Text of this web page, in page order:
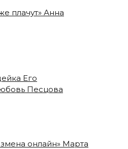
плачут» Анна
Его
Песцова
онлайн» Марта